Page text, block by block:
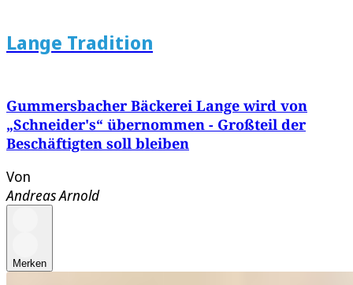
Lange Tradition
Gummersbacher Bäckerei Lange wird von
„Schneider's“ übernommen - Großteil der
Beschäftigten soll bleiben
Von
Andreas Arnold
Merken